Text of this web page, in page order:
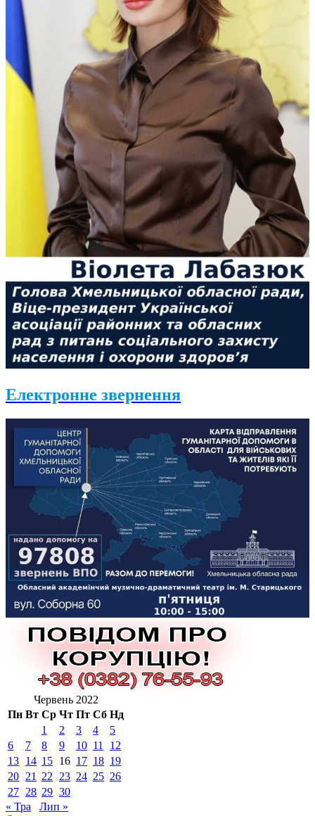
Електронне звернення
Червень 2022
Пн Вт Ср Чт Пт Сб Нд
1
2 3 4
5
6
7 8 9 10 11
12
13 14 15 16 17 18 19
20 21 22 23 24 25 26
27 28 29 30
« Тра
Лип »